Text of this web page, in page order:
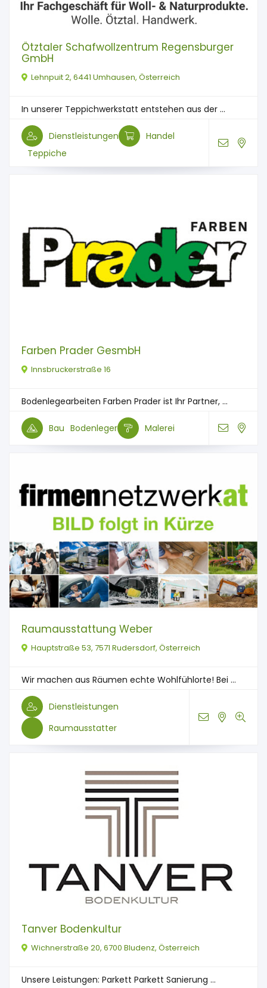
Ötztaler Schafwollzentrum Regensburger
GmbH
Lehnpuit 2, 6441 Umhausen, Österreich
In unserer Teppichwerkstatt entstehen aus der ...
Dienstleistungen
Handel
Teppiche
Farben Prader GesmbH
Innsbruckerstraße 16
Bodenlegearbeiten Farben Prader ist Ihr Partner, ...
Bau Bodenleger Malerei
Raumausstattung Weber
Hauptstraße 53, 7571 Rudersdorf, Österreich
Wir machen aus Räumen echte Wohlfühlorte! Bei ...
Dienstleistungen
Raumausstatter
Tanver Bodenkultur
Wichnerstraße 20, 6700 Bludenz, Österreich
Unsere Leistungen: Parkett Parkett Sanierung ...